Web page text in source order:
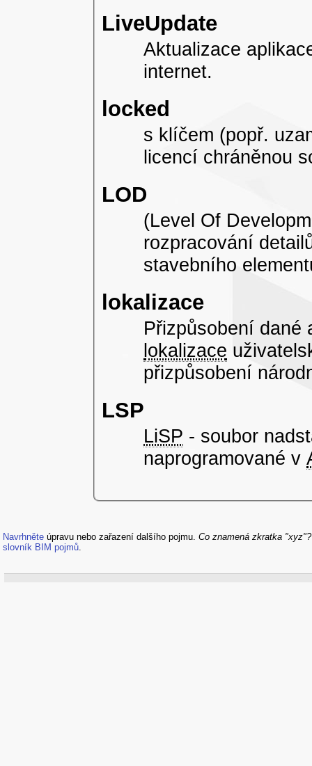
LiveUpdate
Aktualizace
internet.
locked
s klíčem (popř.
licencí chráněnou
LOD
(Level Of
rozpracování
stavebního
lokalizace
Přizpůsobení dané
lokalizace
přizpůsobení
LSP
LiSP - soubor
naprogramované v
Navrhněte úpravu nebo zařazení dalšího pojmu. Co znamená zkratka
slovník BIM pojmů